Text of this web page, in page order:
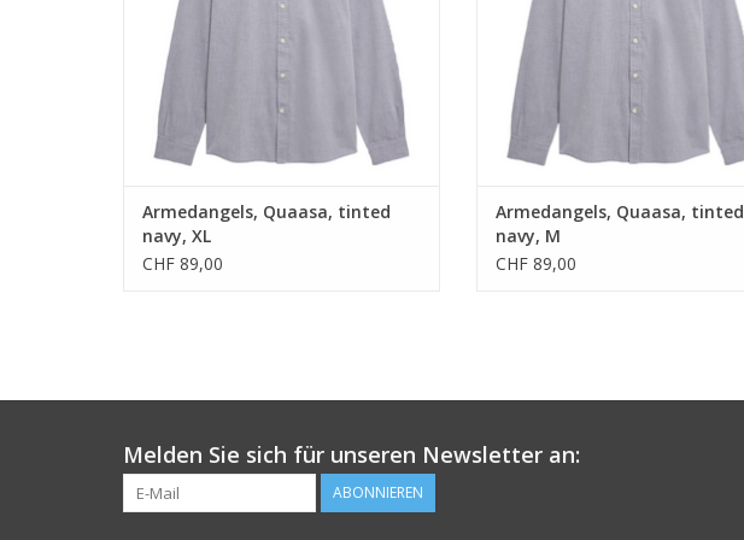
Armedangels, Quaasa, tinted
navy, XL
CHF 89,00
Armedangels, Quaasa, tinted
navy, M
CHF 89,00
Melden Sie sich für unseren Newsletter an:
ABONNIEREN